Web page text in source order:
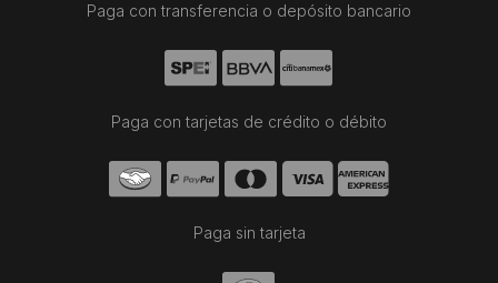
Paga con transferencia o depósito bancario
Paga con tarjetas de crédito o débito
Paga sin tarjeta